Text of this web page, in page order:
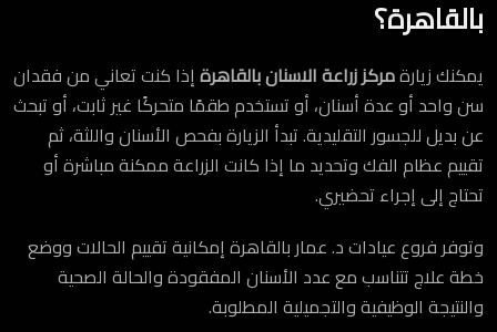
بالقاهرة؟
يمكنك زيارةمركز زراعة الاسنان بالقاهرةإذا كنت تعاني من فقدان
سن واحد أو عدة أسنان، أو تستخدم طقمًا متحركًا غير ثابت، أو تبحث
عن بديل للجسور التقليدية. تبدأ الزيارة بفحص الأسنان واللثة، ثم
تقييم عظام الفك وتحديد ما إذا كانت الزراعة ممكنة مباشرة أو
تحتاج إلى إجراء تحضيري.
وتوفر فروع عيادات د. عمار بالقاهرة إمكانية تقييم الحالات ووضع
خطة علاج تتناسب مع عدد الأسنان المفقودة والحالة الصحية
والنتيجة الوظيفية والتجميلية المطلوبة.